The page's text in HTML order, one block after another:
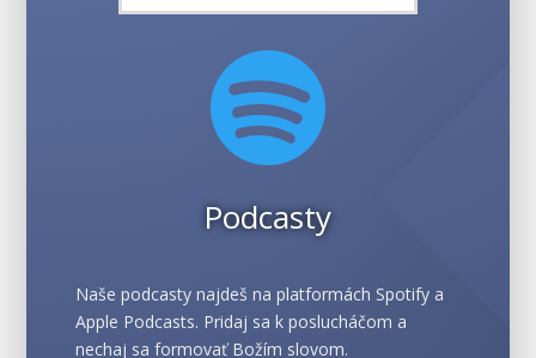

Podcasty
Naše podcasty najdeš na platformách Spotify a
Apple Podcasts. Pridaj sa k poslucháčom a
nechaj sa formovať Božím slovom.